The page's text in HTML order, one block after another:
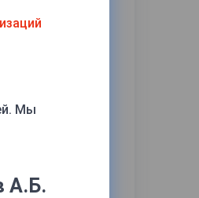
Мы
А.Б.